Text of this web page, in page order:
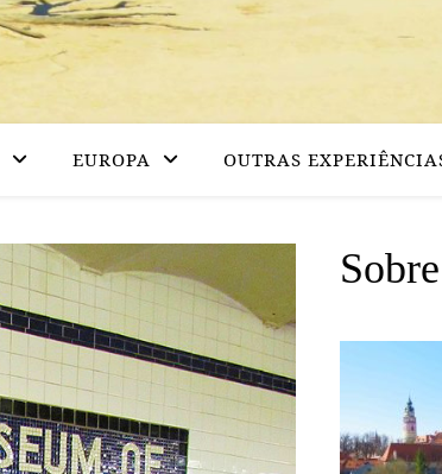
EUROPA OUTRAS